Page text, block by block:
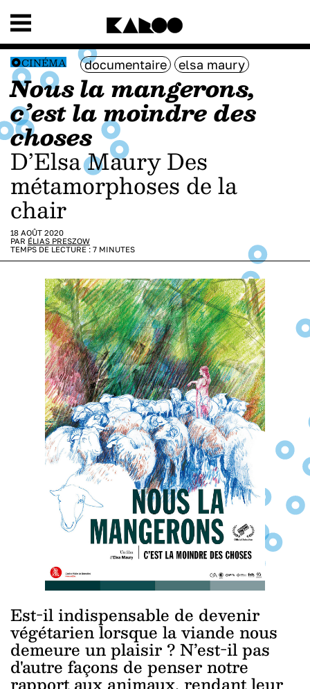
CINÉMA documentaire elsa maury
Nous la mangerons,
c’est la moindre des
choses
d’Elsa Maury Des
métamorphoses de la
chair
18 AOÛT 2020
PAR ÉLIAS PRESZOW
TEMPS DE LECTURE : 7 MINUTES
Est-il indispensable de devenir
végétarien lorsque la viande nous
demeure un plaisir ? N’est-il pas
d'autre façons de penser notre